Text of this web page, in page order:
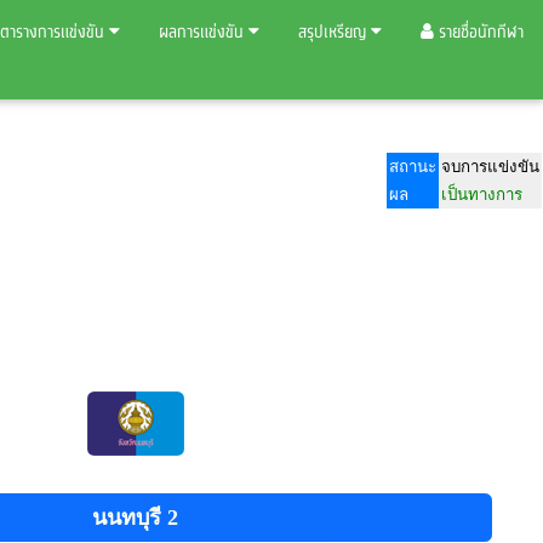
ตารางการแข่งขัน ผลการแข่งขัน สรุปเหรียญ รายชื่อนักกีฬา
สถานะ จบการแข่งขัน
ผล
เป็นทางการ
นนทบุรี 2